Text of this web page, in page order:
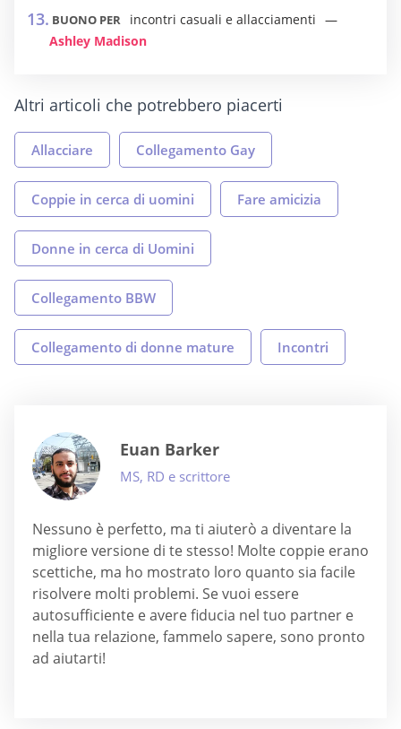
BUONO PER
incontri casuali e allacciamenti
Ashley Madison
Altri articoli che potrebbero piacerti
Allacciare Collegamento Gay
Coppie in cerca di uomini Fare amicizia
Donne in cerca di Uomini
Collegamento BBW
Collegamento di donne mature Incontri
Euan Barker
MS, RD e scrittore
Nessuno è perfetto, ma ti aiuterò a diventare la
migliore versione di te stesso! Molte coppie erano
scettiche, ma ho mostrato loro quanto sia facile
risolvere molti problemi. Se vuoi essere
autosufficiente e avere fiducia nel tuo partner e
nella tua relazione, fammelo sapere, sono pronto
ad aiutarti!